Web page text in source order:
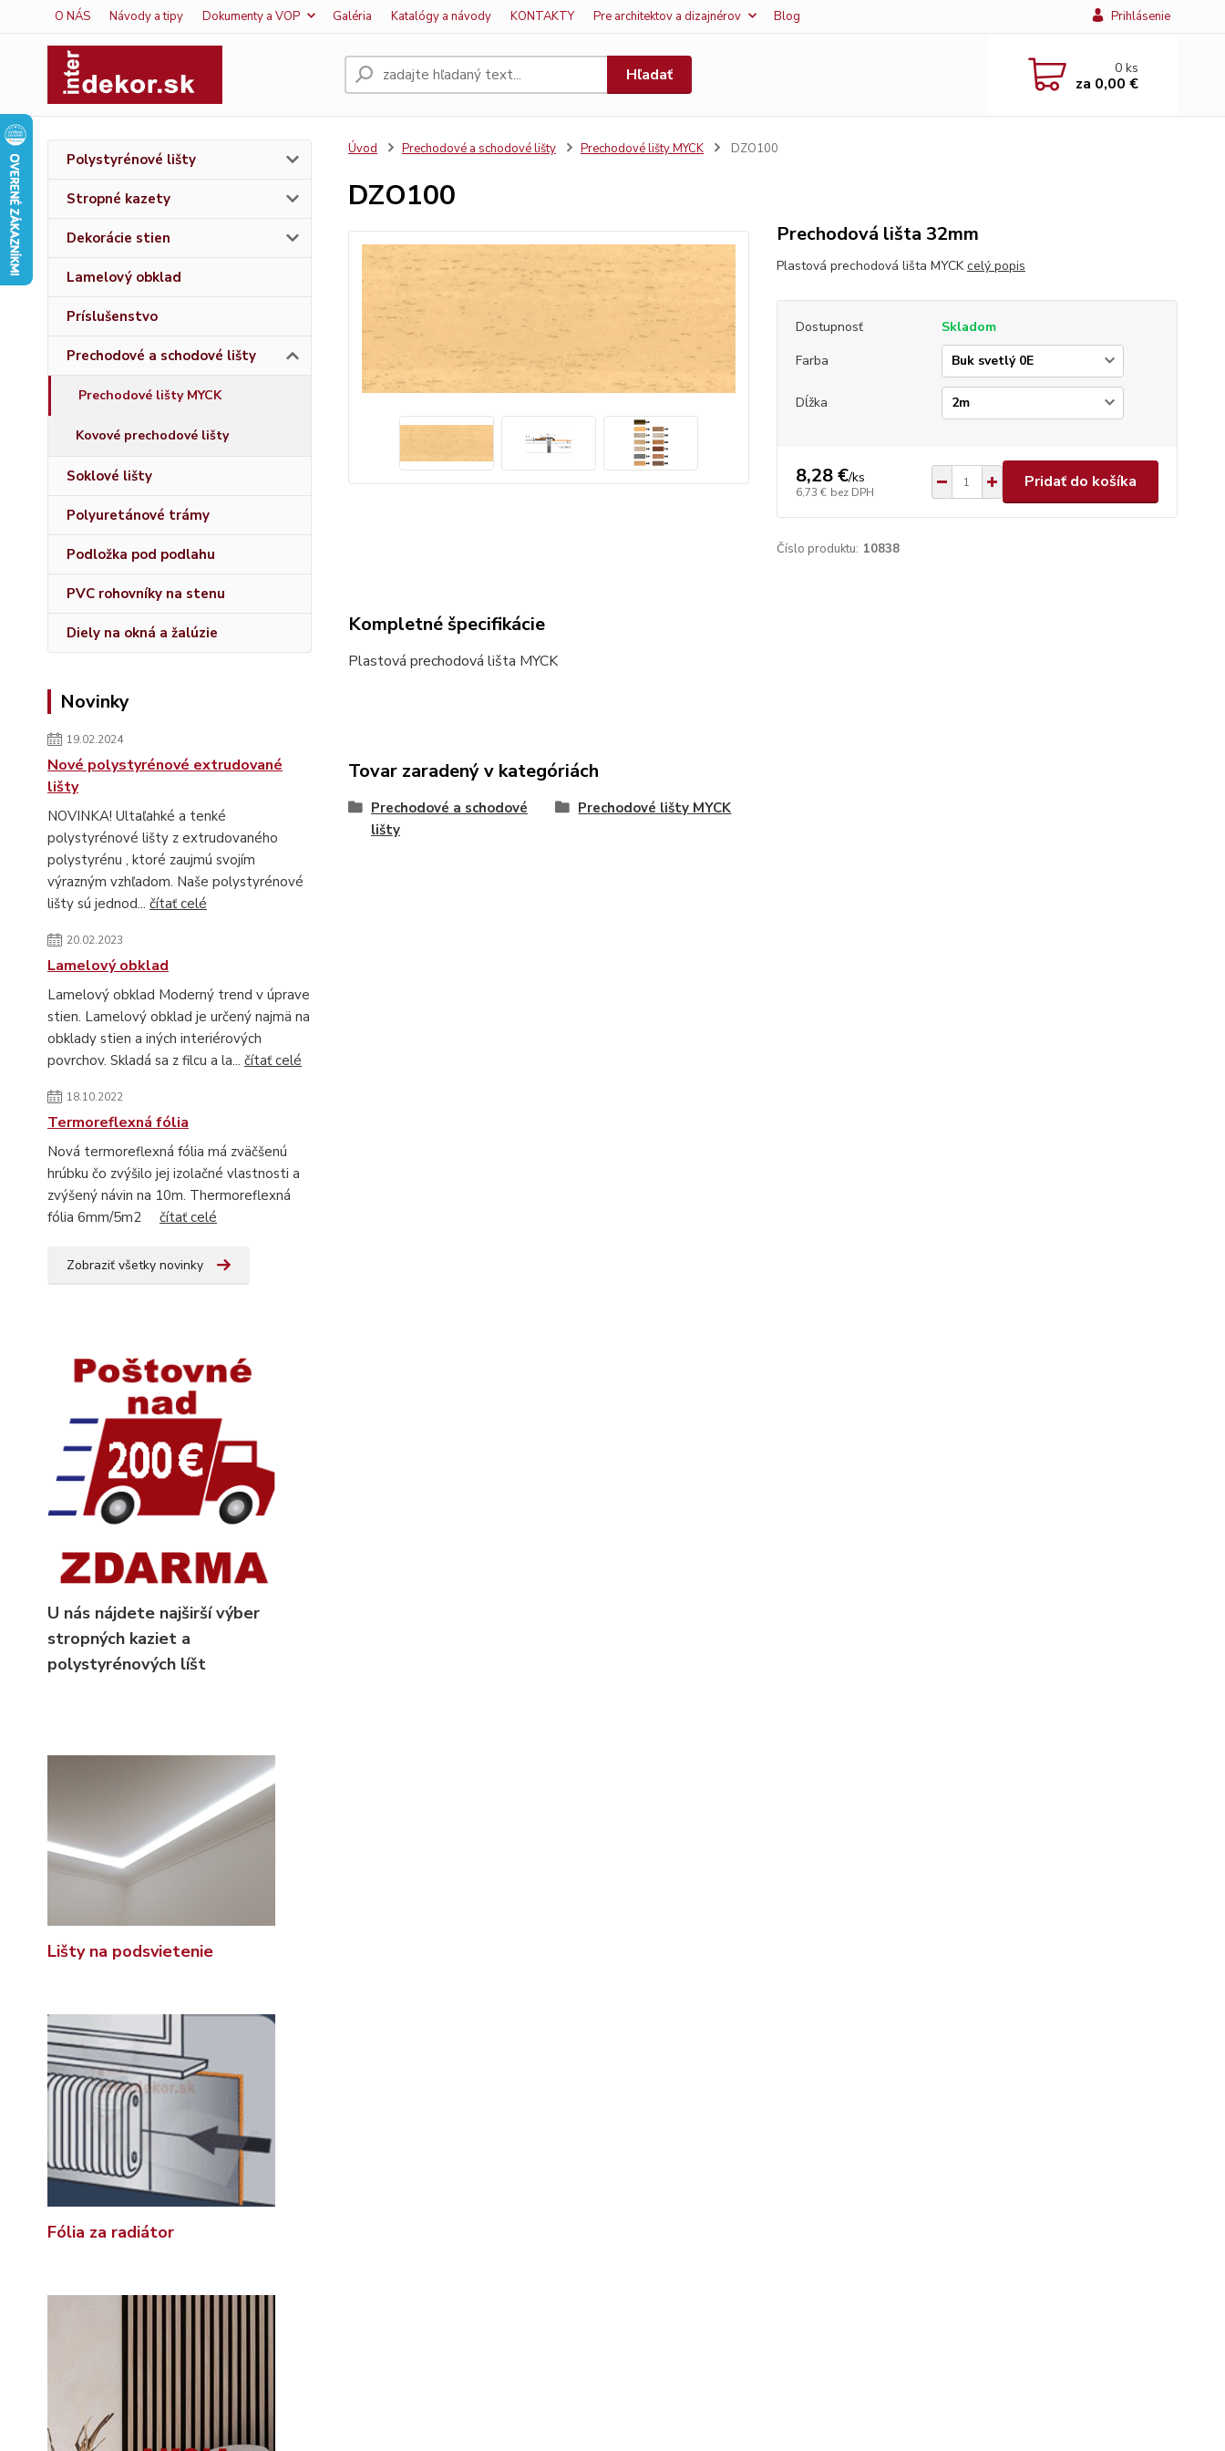
O NÁS Návody a tipy Dokumenty a VOP Galéria Katalógy a návody KONTAKTY Pre architektov a dizajnérov Blog Prihlásenie
Hľadať 0ks
za 0,00 €
Polystyrénové lišty
Stropné kazety
Dekorácie stien
Lamelový obklad
Príslušenstvo
Prechodové a schodové lišty
Prechodové lišty MYCK
Kovové prechodové lišty
Soklové lišty
Polyuretánové trámy
Podložka pod podlahu
PVC rohovníky na stenu
Diely na okná a žalúzie
Novinky
19.02.2024
Nové polystyrénové extrudované
lišty
NOVINKA! Ultaľahké a tenké
polystyrénové lišty z extrudovaného
polystyrénu , ktoré zaujmú svojím
výrazným vzhľadom. Naše polystyrénové
lišty sú jednod... čítať celé
20.02.2023
Lamelový obklad
Lamelový obklad Moderný trend v úprave
stien. Lamelový obklad je určený najmä na
obklady stien a iných interiérových
povrchov. Skladá sa z filcu a la... čítať celé
18.10.2022
Termoreflexná fólia
Nová termoreflexná fólia má zväčšenú
hrúbku čo zvýšilo jej izolačné vlastnosti a
zvýšený návin na 10m. Thermoreflexná
fólia 6mm/5m2 čítať celé
Zobraziť všetky novinky
U nás nájdete najširší výber
stropných kaziet a
polystyrénových líšt
Lišty na podsvietenie
Fólia za radiátor
Úvod Prechodové a schodové lišty Prechodové lišty MYCK DZO100
DZO100
Prechodová lišta 32mm
Plastová prechodová lišta MYCKcelý popis
Dostupnosť
Skladom
Farba
Dĺžka
8,28 €/ks
6,73 € bez DPH
Pridať do košíka
Číslo produktu: 10838
Kompletné špecifikácie
Plastová prechodová lišta MYCK
Tovar zaradený v kategóriách
Prechodové a schodové
lišty
Prechodové lišty MYCK